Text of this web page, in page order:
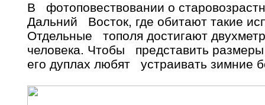
В фотоповествовании о
Дальний Восток, где обитают такие
Отдельные тополя достигают
человека. Чтобы представить размеры
его дуплах любят устраивать зимние